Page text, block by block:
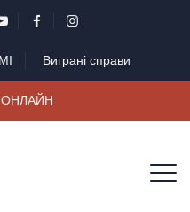
Виграні справи
ОНЛАЙН